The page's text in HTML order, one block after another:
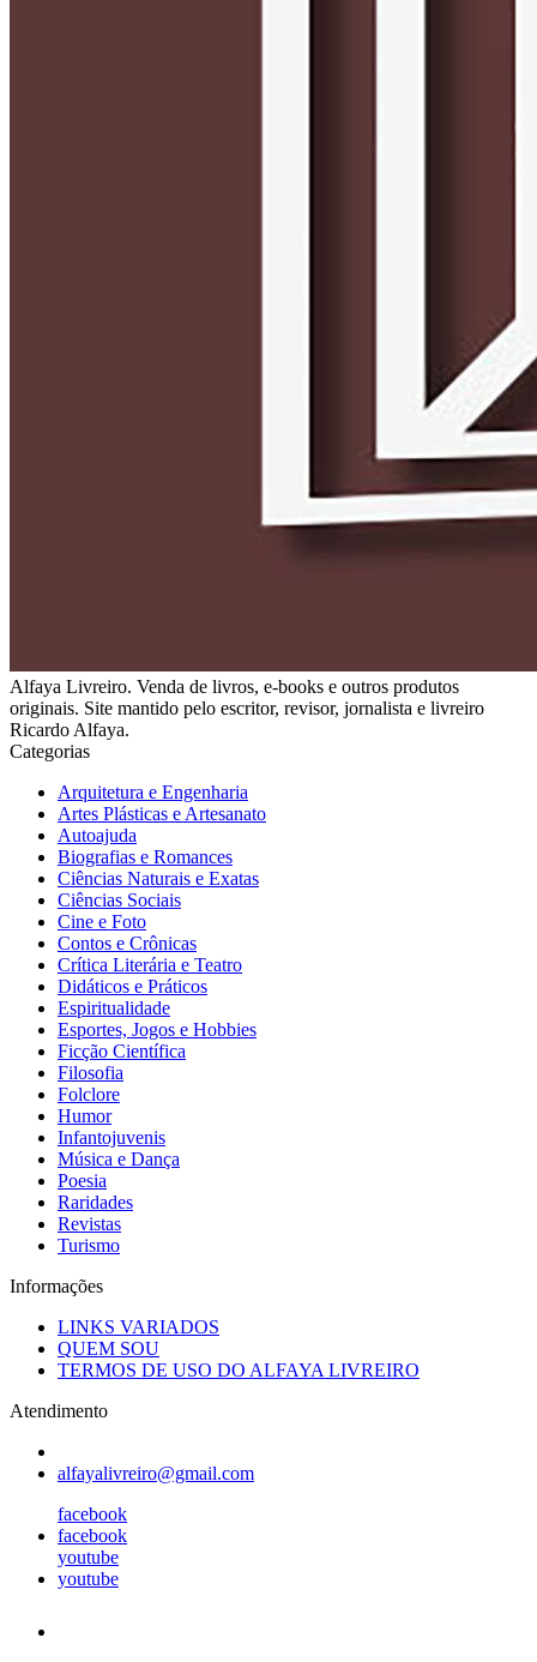
Alfaya Livreiro. Venda de livros, e-books e outros produtos
originais. Site mantido pelo escritor, revisor, jornalista e livreiro
Ricardo Alfaya.
Categorias
Arquitetura e Engenharia
Artes Plásticas e Artesanato
Autoajuda
Biografias e Romances
Ciências Naturais e Exatas
Ciências Sociais
Cine e Foto
Contos e Crônicas
Crítica Literária e Teatro
Didáticos e Práticos
Espiritualidade
Esportes, Jogos e Hobbies
Ficção Científica
Filosofia
Folclore
Humor
Infantojuvenis
Música e Dança
Poesia
Raridades
Revistas
Turismo
Informações
LINKS VARIADOS
QUEM SOU
TERMOS DE USO DO ALFAYA LIVREIRO
Atendimento
alfayalivreiro@gmail.com
facebook
facebook
youtube
youtube